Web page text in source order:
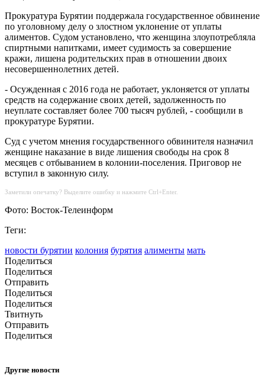
Прокуратура Бурятии поддержала государственное обвинение
по уголовному делу о злостном уклонение от уплаты
алиментов. Судом установлено, что женщина злоупотребляла
спиртными напитками, имеет судимость за совершение
кражи, лишена родительских прав в отношении двоих
несовершеннолетних детей.
- Осужденная с 2016 года не работает, уклоняется от уплаты
средств на содержание своих детей, задолженность по
неуплате составляет более 700 тысяч рублей, - сообщили в
прокуратуре Бурятии.
Суд с учетом мнения государственного обвинителя назначил
женщине наказание в виде лишения свободы на срок 8
месяцев с отбыванием в колонии-поселения. Приговор не
вступил в законную силу.
Заметили опечатку? Выделите ошибку и нажмите Ctrl+Enter.
Фото: Восток-Телеинформ
Теги:
новости бурятии колония бурятия алименты мать
Поделиться
Поделиться
Отправить
Поделиться
Поделиться
Твитнуть
Отправить
Поделиться
Другие новости